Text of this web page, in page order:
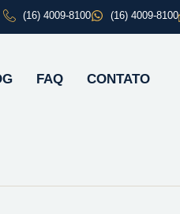
(16) 4009-8100 (16) 4009-8100
FAQ CONTATO